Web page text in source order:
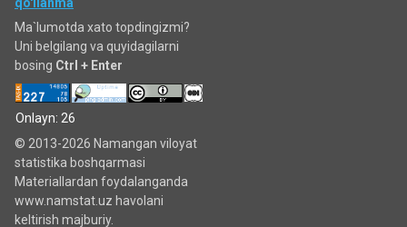
Ma`lumotda xato topdingizmi?
Uni belgilang va quyidagilarni
bosing Ctrl + Enter
Onlayn: 26
© 2013-2026 Namangan viloyat
statistika boshqarmasi
Materiallardan foydalanganda
www.namstat.uz havolani
keltirish majburiy.